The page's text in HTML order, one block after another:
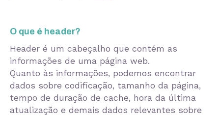
O que é header?
Header é um cabeçalho que contém as
informações de uma página web.
Quanto às informações, podemos encontrar
dados sobre codificação, tamanho da página,
tempo de duração de cache, hora da última
atualização e demais dados relevantes sobre